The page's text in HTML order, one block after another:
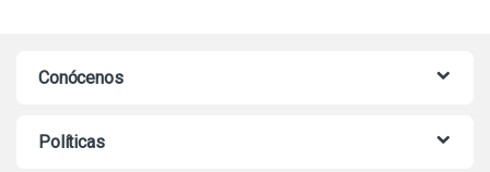
Conócenos
Políticas